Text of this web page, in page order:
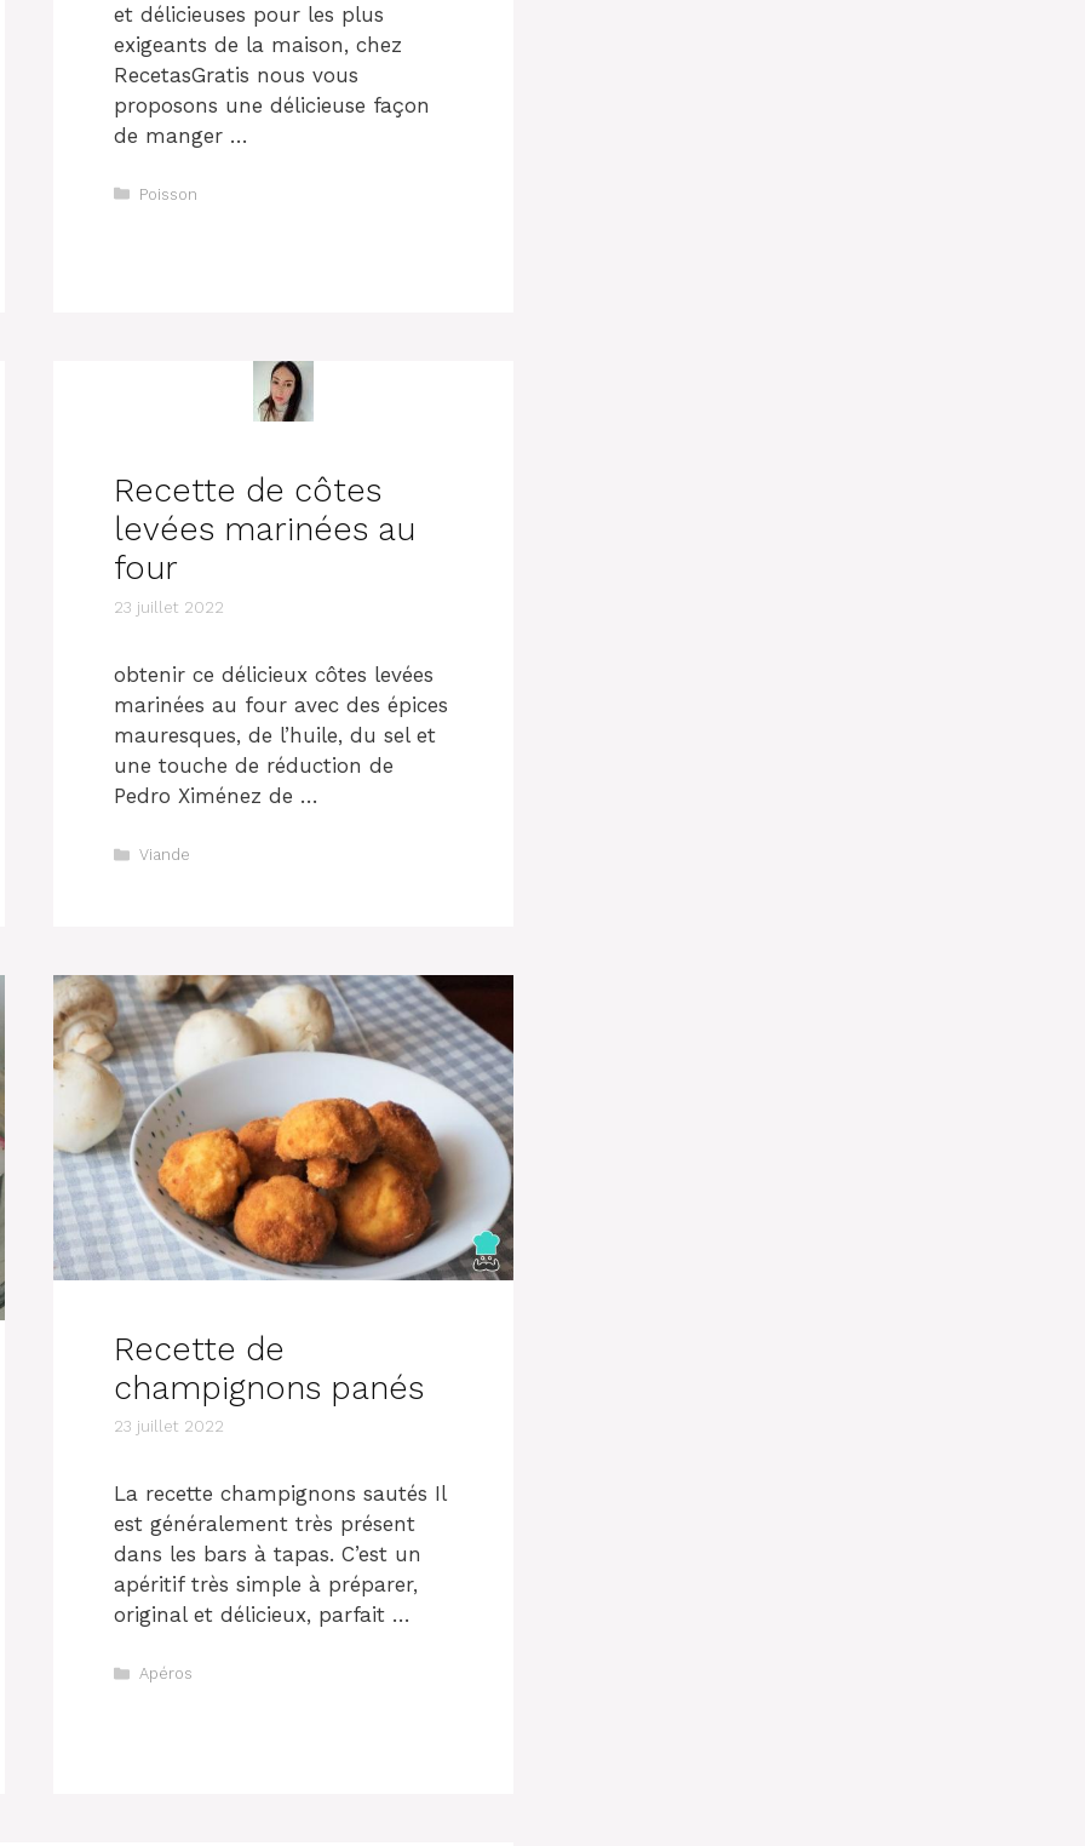
et délicieuses pour les plus
exigeants de la maison, chez
RecetasGratis nous vous
proposons une délicieuse façon
de manger …
Catégories
Poisson
Recette de côtes
levées marinées au
four
23 juillet 2022
obtenir ce délicieux côtes levées
marinées au four avec des épices
mauresques, de l’huile, du sel et
une touche de réduction de
Pedro Ximénez de …
Catégories
Viande
Recette de
champignons panés
23 juillet 2022
La recette champignons sautés Il
est généralement très présent
dans les bars à tapas. C’est un
apéritif très simple à préparer,
original et délicieux, parfait …
Catégories
Apéros